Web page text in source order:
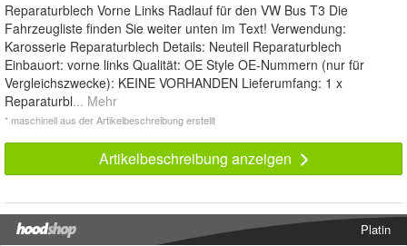
Reparaturblech Vorne Links Radlauf für den VW Bus T3 Die
Fahrzeugliste finden Sie weiter unten im Text! Verwendung:
Karosserie Reparaturblech Details: Neuteil Reparaturblech
Einbauort: vorne links Qualität: OE Style OE-Nummern (nur für
Vergleichszwecke): KEINE VORHANDEN Lieferumfang: 1 x
Reparaturbl... Mehr
* maschinell aus der Artikelbeschreibung erstellt
Artikelbeschreibung anzeigen
Platin